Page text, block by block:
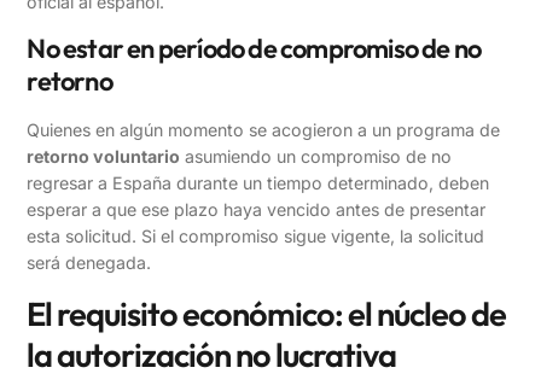
No estar en período de compromiso de no
retorno
Quienes en algún momento se acogieron a un programa de
retorno voluntario asumiendo un compromiso de no
regresar a España durante un tiempo determinado, deben
esperar a que ese plazo haya vencido antes de presentar
esta solicitud. Si el compromiso sigue vigente, la solicitud
será denegada.
El requisito económico: el núcleo de
la autorización no lucrativa